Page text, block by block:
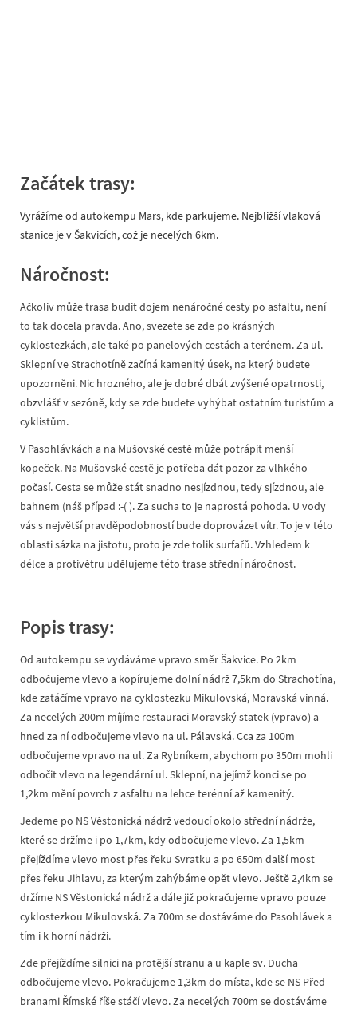
Začátek trasy:
Vyrážíme od autokempu Mars, kde parkujeme. Nejbližší vlaková
stanice je v Šakvicích, což je necelých 6km.
Náročnost:
Ačkoliv může trasa budit dojem nenáročné cesty po asfaltu, není
to tak docela pravda. Ano, svezete se zde po krásných
cyklostezkách, ale také po panelových cestách a terénem. Za ul.
Sklepní ve Strachotíně začíná kamenitý úsek, na který budete
upozorněni. Nic hrozného, ale je dobré dbát zvýšené opatrnosti,
obzvlášť v sezóně, kdy se zde budete vyhýbat ostatním turistům a
cyklistům.
V Pasohlávkách a na Mušovské cestě může potrápit menší
kopeček. Na Mušovské cestě je potřeba dát pozor za vlhkého
počasí. Cesta se může stát snadno nesjízdnou, tedy sjízdnou, ale
bahnem (náš případ :-( ). Za sucha to je naprostá pohoda. U vody
vás s největší pravděpodobností bude doprovázet vítr. To je v této
oblasti sázka na jistotu, proto je zde tolik surfařů. Vzhledem k
délce a protivětru udělujeme této trase střední náročnost.
Popis trasy:
Od autokempu se vydáváme vpravo směr Šakvice. Po 2km
odbočujeme vlevo a kopírujeme dolní nádrž 7,5km do Strachotína,
kde zatáčíme vpravo na cyklostezku Mikulovská, Moravská vinná.
Za necelých 200m míjíme restauraci Moravský statek (vpravo) a
hned za ní odbočujeme vlevo na ul. Pálavská. Cca za 100m
odbočujeme vpravo na ul. Za Rybníkem, abychom po 350m mohli
odbočit vlevo na legendární ul. Sklepní, na jejímž konci se po
1,2km mění povrch z asfaltu na lehce terénní až kamenitý.
Jedeme po NS Věstonická nádrž vedoucí okolo střední nádrže,
které se držíme i po 1,7km, kdy odbočujeme vlevo. Za 1,5km
přejíždíme vlevo most přes řeku Svratku a po 650m další most
přes řeku Jihlavu, za kterým zahýbáme opět vlevo. Ještě 2,4km se
držíme NS Věstonická nádrž a dále již pokračujeme vpravo pouze
cyklostezkou Mikulovská. Za 700m se dostáváme do Pasohlávek a
tím i k horní nádrži.
Zde přejíždíme silnici na protější stranu a u kaple sv. Ducha
odbočujeme vlevo. Pokračujeme 1,3km do místa, kde se NS Před
branami Římské říše stáčí vlevo. Za necelých 700m se dostáváme